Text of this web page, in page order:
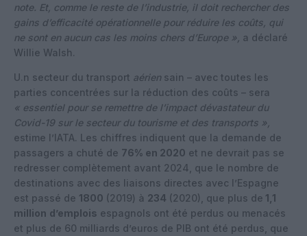
note. Et, comme le reste de l’industrie, il doit rechercher des
gains d’efficacité opérationnelle pour réduire les coûts, qui
ne sont en aucun cas les moins chers d’Europe », a déclaré
Willie Walsh.
U.n secteur du transport aérien sain – avec toutes les
parties concentrées sur la réduction des coûts – sera
« essentiel pour se remettre de l’impact dévastateur du
Covid-19 sur le secteur du tourisme et des transports »,
estime l’IATA. Les chiffres indiquent que la demande de
passagers a chuté de 76% en 2020 et ne devrait pas se
redresser complètement avant 2024, que le nombre de
destinations avec des liaisons directes avec l’Espagne
est passé de 1800 (2019) à 234 (2020), que plus de 1,1
million d’emplois espagnols ont été perdus ou menacés
et plus de 60 milliards d’euros de PIB ont été perdus, que